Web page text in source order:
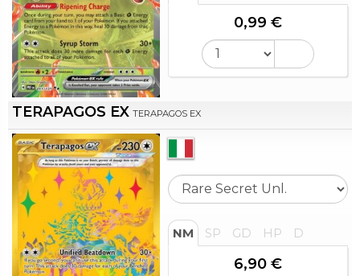
0,99 €
TERAPAGOS EX TERAPAGOS EX
NM SP GD HP D
6,90 €